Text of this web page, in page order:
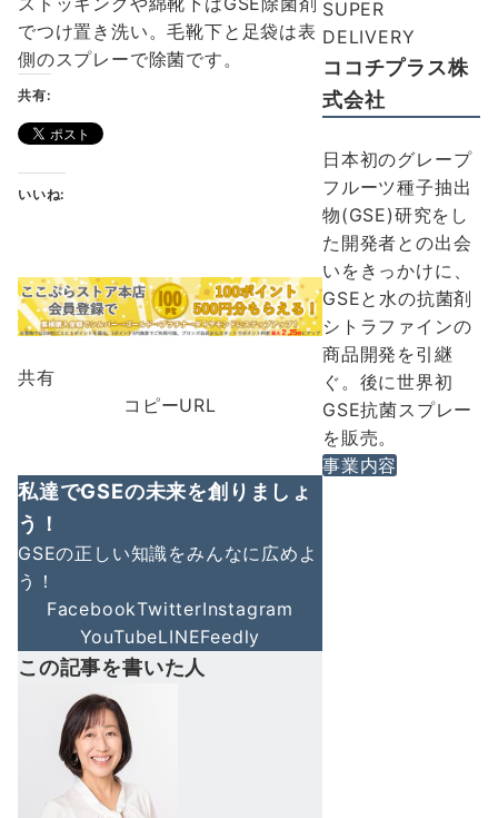
でつけ置き洗い。毛靴下と足袋は表
側のスプレーで除菌です。
共有:
いいね:
共有
コピーURL
私達でGSEの未来を創りましょ
う！
GSEの正しい知識をみんなに広めよ
う！
FacebookTwitterInstagram
YouTubeLINEFeedly
この記事を書いた人
SUPER
DELIVERY
ココチプラス株
式会社
日本初のグレープ
フルーツ種子抽出
物(GSE)研究をし
た開発者との出会
いをきっかけに、
GSEと水の抗菌剤
シトラファインの
商品開発を引継
ぐ。後に世界初
GSE抗菌スプレー
を販売。
事業内容